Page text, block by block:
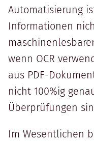
Automatisierung
Informationen
wenn OCR
aus PDF-
nicht 100%ig
Überprüfungen
Im Wesentlichen